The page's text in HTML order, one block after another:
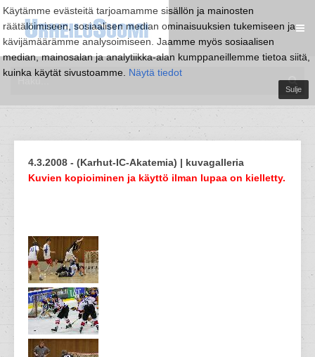
Käytämme evästeitä tarjoamamme sisällön ja mainosten
räätälöimiseen, sosiaalisen median ominaisuuksien tukemiseen ja
kävijämäärämme analysoimiseen. Jaamme myös sosiaalisen
median, mainosalan ja analytiikka-alan kumppaneillemme tietoa siitä,
kuinka käytät sivustoamme. Näytä tiedot
Sulje
4.3.2008 - (Karhut-IC-Akatemia) | kuvagalleria
Kuvien kopioiminen ja käyttö ilman lupaa on kielletty.